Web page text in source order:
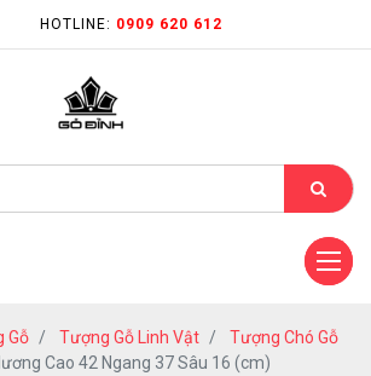
HOTLINE: 0909 620 612
Gỗ Tượng Gỗ Linh Vật
Tượng Chó Gỗ
Cao 42 Ngang 37 Sâu 16 (cm)